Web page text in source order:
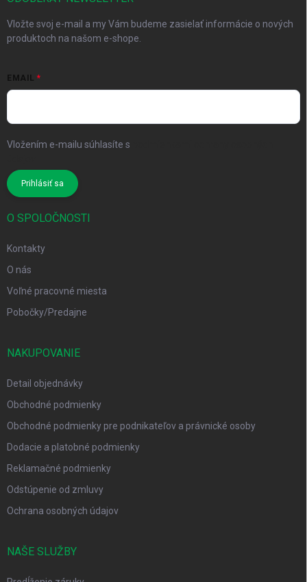
Vložte svoj e-mail a my Vám budeme zasielať informácie o nových
produktoch na našom e-shope.
EMAIL
Vložením e-mailu súhlasíte s
Prihlásiť sa
O SPOLOČNOSTI
Kontakty
O nás
Voľné pracovné miesta
Pobočky/Predajne
NAKUPOVANIE
Detail objednávky
Obchodné podmienky
Obchodné podmienky pre podnikateľov a právnické osoby
Dodacie a platobné podmienky
Reklamačné podmienky
Odstúpenie od zmluvy
Ochrana osobných údajov
NAŠE SLUŽBY